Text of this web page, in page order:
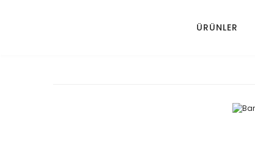
ÜRÜNLER